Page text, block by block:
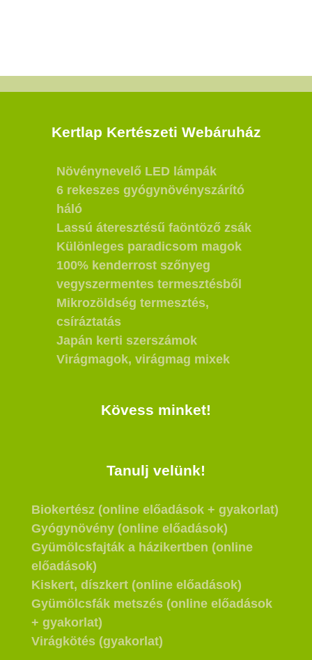
Kertlap Kertészeti Webáruház
Növénynevelő LED lámpák
6 rekeszes gyógynövényszárító
háló
Lassú áteresztésű faöntöző zsák
Különleges paradicsom magok
100% kenderrost szőnyeg
vegyszermentes termesztésből
Mikrozöldség termesztés,
csíráztatás
Japán kerti szerszámok
Virágmagok, virágmag mixek
Kövess minket!
Tanulj velünk!
Biokertész (online előadások + gyakorlat)
Gyógynövény (online előadások)
Gyümölcsfajták a házikertben (online
előadások)
Kiskert, díszkert (online előadások)
Gyümölcsfák metszés (online előadások
+ gyakorlat)
Virágkötés (gyakorlat)